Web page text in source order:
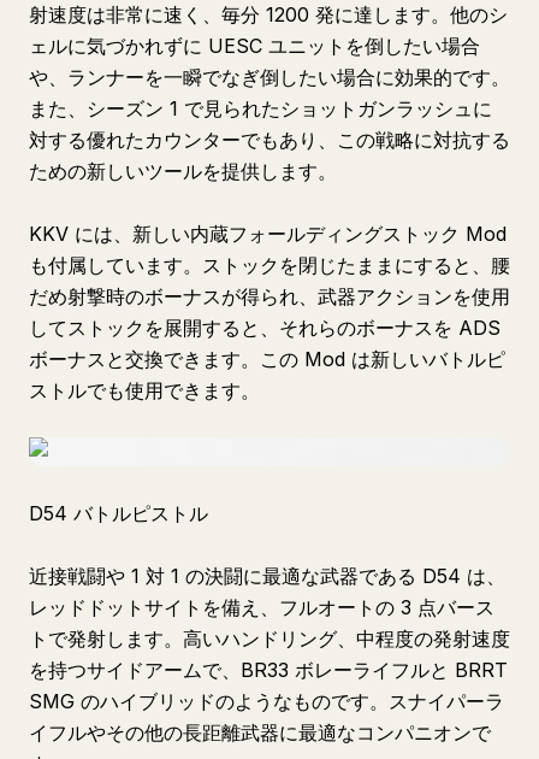
射速度は非常に速く、毎分 1200 発に達します。他のシ
ェルに気づかれずに UESC ユニットを倒したい場合
や、ランナーを一瞬でなぎ倒したい場合に効果的です。
また、シーズン 1 で見られたショットガンラッシュに
対する優れたカウンターでもあり、この戦略に対抗する
ための新しいツールを提供します。
KKV には、新しい内蔵フォールディングストック Mod
も付属しています。ストックを閉じたままにすると、腰
だめ射撃時のボーナスが得られ、武器アクションを使用
してストックを展開すると、それらのボーナスを ADS
ボーナスと交換できます。この Mod は新しいバトルピ
ストルでも使用できます。
D54 バトルピストル
近接戦闘や 1 対 1 の決闘に最適な武器である D54 は、
レッドドットサイトを備え、フルオートの 3 点バース
トで発射します。高いハンドリング、中程度の発射速度
を持つサイドアームで、BR33 ボレーライフルと BRRT
SMG のハイブリッドのようなものです。スナイパーラ
イフルやその他の長距離武器に最適なコンパニオンで